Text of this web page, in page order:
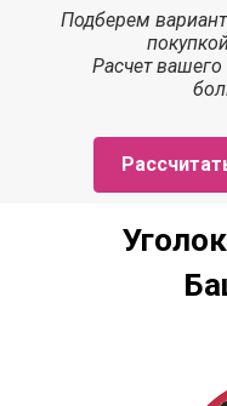
Подберем
Расчетвашего